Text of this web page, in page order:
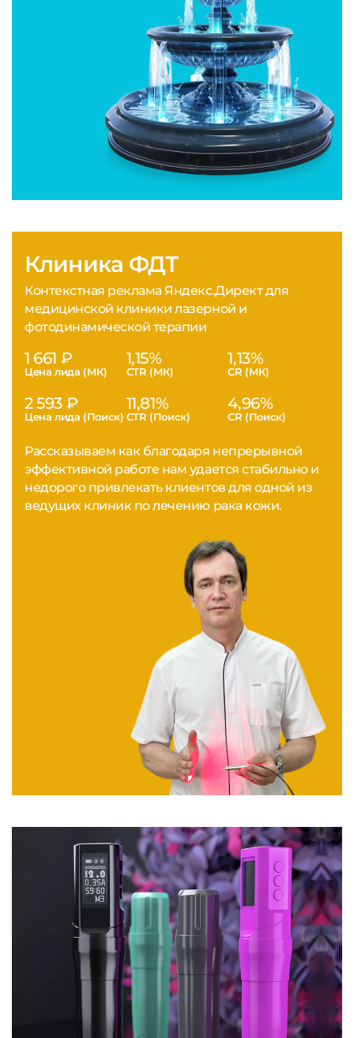
Клиника ФДТ
Контекстная реклама Яндекс.Директ для
медицинской клиники лазерной и
фотодинамической терапии
1 661 ₽
Цена лида (МК)
1,15%
CTR (МК)
1,13%
CR (МК)
2 593 ₽
Цена лида (Поиск)
11,81%
CTR (Поиск)
4,96%
CR (Поиск)
Рассказываем как благодаря непрерывной
эффективной работе нам удается стабильно и
недорого привлекать клиентов для одной из
ведущих клиник по лечению рака кожи.